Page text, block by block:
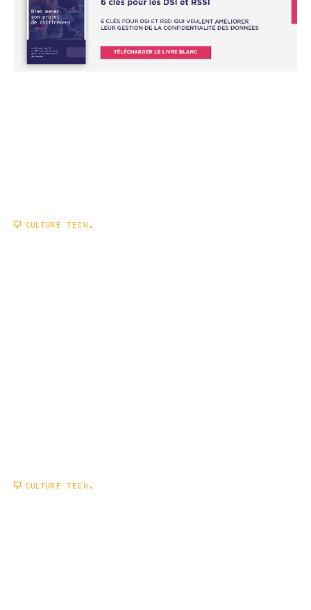
CULTURE TECH.
CULTURE TECH.